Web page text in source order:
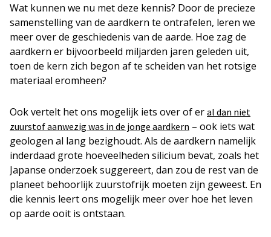
Wat kunnen we nu met deze kennis? Door de precieze
samenstelling van de aardkern te ontrafelen, leren we
meer over de geschiedenis van de aarde. Hoe zag de
aardkern er bijvoorbeeld miljarden jaren geleden uit,
toen de kern zich begon af te scheiden van het rotsige
materiaal eromheen?
Ook vertelt het ons mogelijk iets over of er al dan niet
zuurstof aanwezig was in de jonge aardkern – ook iets wat
geologen al lang bezighoudt. Als de aardkern namelijk
inderdaad grote hoeveelheden silicium bevat, zoals het
Japanse onderzoek suggereert, dan zou de rest van de
planeet behoorlijk zuurstofrijk moeten zijn geweest. En
die kennis leert ons mogelijk meer over hoe het leven
op aarde ooit is ontstaan.